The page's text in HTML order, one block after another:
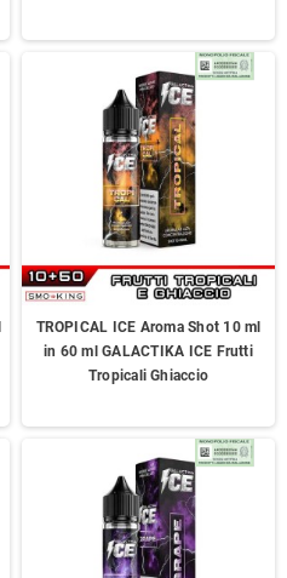
TROPICAL ICE Aroma Shot 10 ml
in 60 ml GALACTIKA ICE Frutti
Tropicali Ghiaccio